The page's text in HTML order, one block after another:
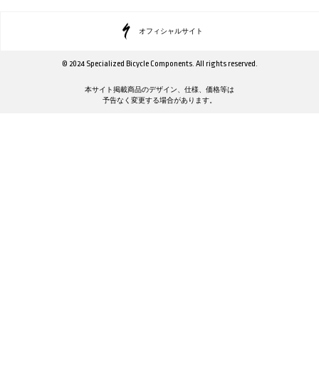
オフィシャルサイト
© 2024 Specialized Bicycle Components. All rights reserved.
本サイト掲載商品のデザイン、仕様、価格等は
予告なく変更する場合があります。